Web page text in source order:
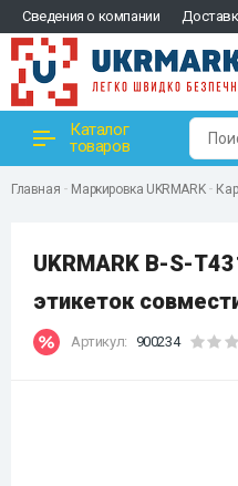
Сведения о компании
Каталог
товаров
Главная Маркировка UKRMARK
UKRMARK B-S-
этикеток
Артикул: 900234